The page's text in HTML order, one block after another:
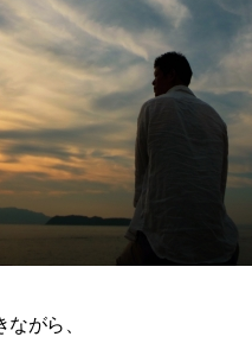
がら、